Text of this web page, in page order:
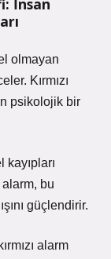
İnsan
olmayan
Kırmızı
psikolojik bir
alarm, bu
güçlendirir.
alarm